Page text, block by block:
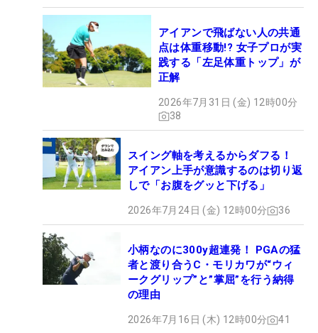
アイアンで飛ばない人の共通
点は体重移動!? 女子プロが実
践する「左足体重トップ」が
正解
2026年7月31日 (金) 12時00分
38
スイング軸を考えるからダフる！
アイアン上手が意識するのは切り返
しで「お腹をグッと下げる」
2026年7月24日 (金) 12時00分 36
小柄なのに300y超連発！ PGAの猛
者と渡り合うC・モリカワが“ウィ
ークグリップ”と”掌屈”を行う納得
の理由
2026年7月16日 (木) 12時00分 41